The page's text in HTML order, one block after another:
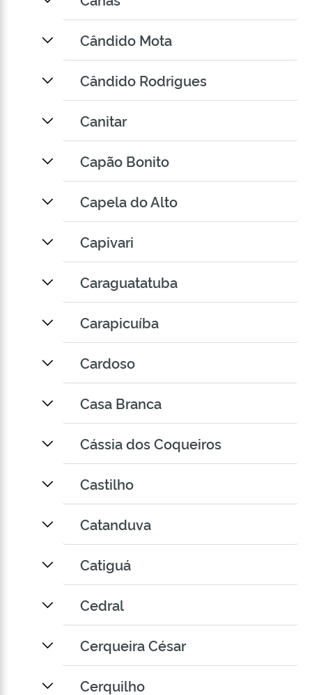
Cândido Mota
Cândido Rodrigues
Canitar
Capão Bonito
Capela do Alto
Capivari
Caraguatatuba
Carapicuíba
Cardoso
Casa Branca
Cássia dos Coqueiros
Castilho
Catanduva
Catiguá
Cedral
Cerqueira César
Cerquilho